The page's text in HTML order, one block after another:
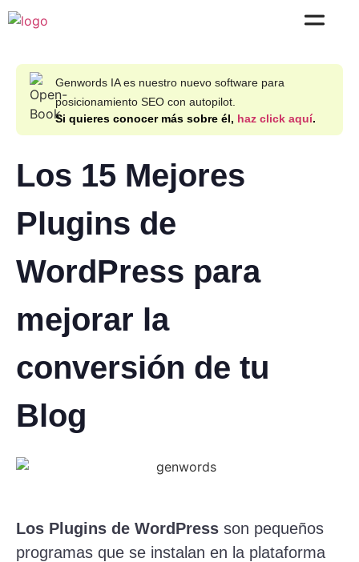
Genwords IA es nuestro nuevo software para
posicionamiento SEO con autopilot.
Si quieres conocer más sobre él, haz click aquí.
Los 15 Mejores
Plugins de
WordPress para
mejorar la
conversión de tu
Blog
Los Plugins de WordPress son pequeños
programas que se instalan en la plataforma